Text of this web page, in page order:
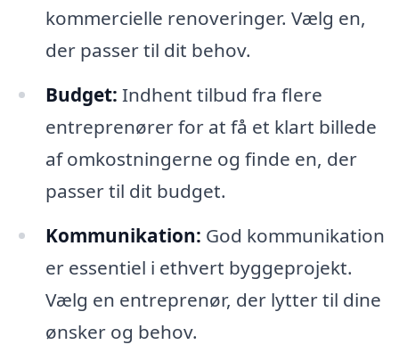
kommercielle renoveringer. Vælg en,
der passer til dit behov.
Budget: Indhent tilbud fra flere
entreprenører for at få et klart billede
af omkostningerne og finde en, der
passer til dit budget.
Kommunikation: God kommunikation
er essentiel i ethvert byggeprojekt.
Vælg en entreprenør, der lytter til dine
ønsker og behov.